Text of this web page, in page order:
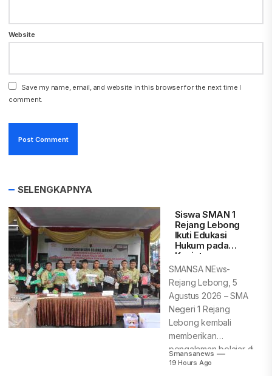
Website
Save my name, email, and website in this browser for the next time I
comment.
SELENGKAPNYA
Siswa SMAN 1
Rejang Lebong
Ikuti Edukasi
Hukum pada
Kegiatan
Pemusnahan
Barang Bukti
Kejari Rejang
Lebong
SMANSA NEws-
Rejang Lebong, 5
Agustus 2026 – SMA
Negeri 1 Rejang
Lebong kembali
memberikan
pengalaman belajar di
luar kelas...
Smansanews
19 Hours Ago